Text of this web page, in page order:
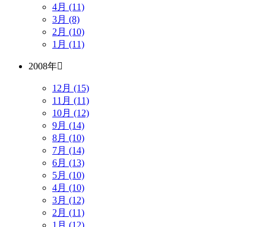
4月 (11)
3月 (8)
2月 (10)
1月 (11)
2008年
12月 (15)
11月 (11)
10月 (12)
9月 (14)
8月 (10)
7月 (14)
6月 (13)
5月 (10)
4月 (10)
3月 (12)
2月 (11)
1月 (12)